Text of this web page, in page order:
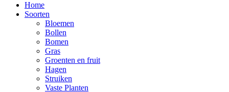
Home
Soorten
Bloemen
Bollen
Bomen
Gras
Groenten en fruit
Hagen
Struiken
Vaste Planten